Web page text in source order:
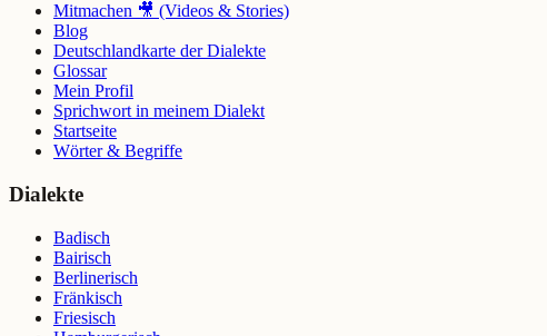
Mitmachen 🎥 (Videos & Stories)
Blog
Deutschlandkarte der Dialekte
Glossar
Mein Profil
Sprichwort in meinem Dialekt
Startseite
Wörter & Begriffe
Dialekte
Badisch
Bairisch
Berlinerisch
Fränkisch
Friesisch